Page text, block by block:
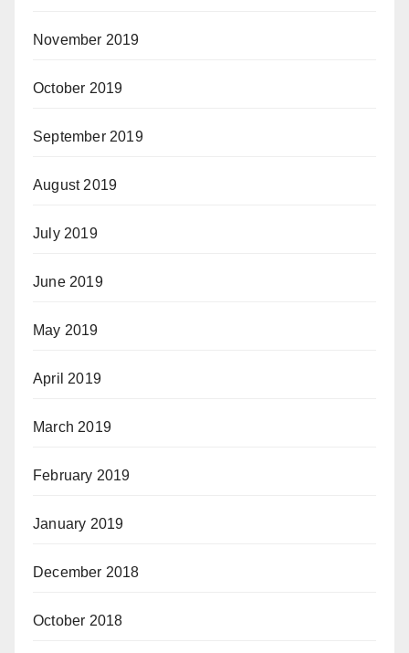
November 2019
October 2019
September 2019
August 2019
July 2019
June 2019
May 2019
April 2019
March 2019
February 2019
January 2019
December 2018
October 2018